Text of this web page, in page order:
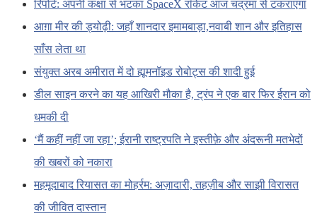
रिपोर्ट: अपनी कक्षा से भटका SpaceX रॉकेट आज चंद्रमा से टकराएगा
आग़ा मीर की ड्योढ़ी: जहाँ शानदार इमामबाड़ा,नवाबी शान और इतिहास
साँस लेता था
संयुक्त अरब अमीरात में दो ह्यूमनॉइड रोबोट्स की शादी हुई
डील साइन करने का यह आखिरी मौका है, ट्रंप ने एक बार फिर ईरान को
धमकी दी
‘मैं कहीं नहीं जा रहा’; ईरानी राष्ट्रपति ने इस्तीफ़े और अंदरूनी मतभेदों
की खबरों को नकारा
महमूदाबाद रियासत का मोहर्रम: अज़ादारी, तहज़ीब और साझी विरासत
की जीवित दास्तान